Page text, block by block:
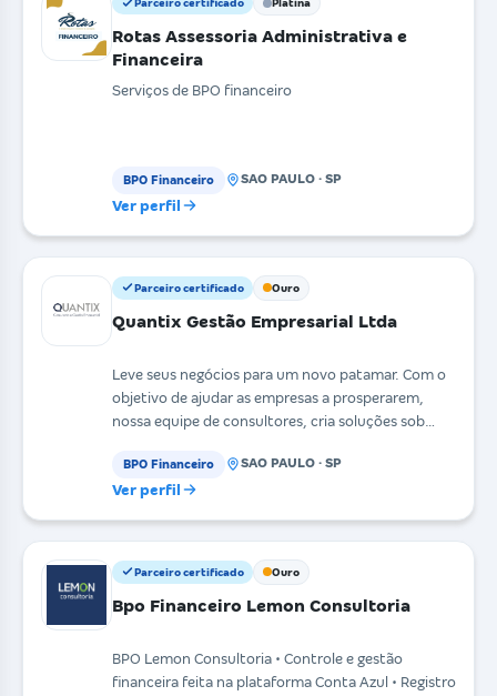
Parceiro certificado Platina
Rotas Assessoria Administrativa e
Financeira
Serviços de BPO financeiro
BPO Financeiro SAO PAULO · SP
Ver perfil
Parceiro certificado Ouro
Quantix Gestão Empresarial Ltda
Leve seus negócios para um novo patamar. Com o
objetivo de ajudar as empresas a prosperarem,
nossa equipe de consultores, cria soluções sob
BPO Financeiro SAO PAULO · SP
Ver perfil
Parceiro certificado Ouro
Bpo Financeiro Lemon Consultoria
BPO Lemon Consultoria • Controle e gestão
financeira feita na plataforma Conta Azul • Registro